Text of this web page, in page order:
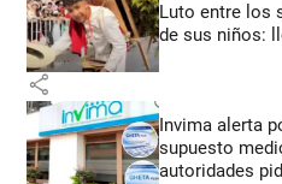
Luto entre los
de sus niños:
share
Invima alerta
supuesto
autoridades